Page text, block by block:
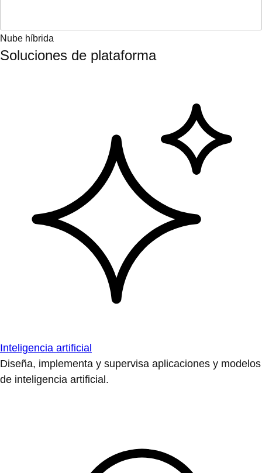
Nube híbrida
Soluciones de plataforma
Inteligencia artificial
Diseña, implementa y supervisa aplicaciones y modelos
de inteligencia artificial.